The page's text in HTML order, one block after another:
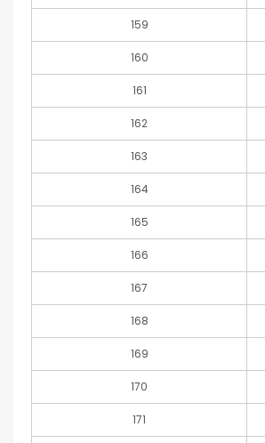
159
160
161
162
163
164
165
166
167
168
169
170
171